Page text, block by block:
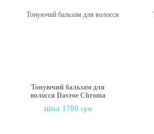
Тонуючий бальзам для
волосся Davroe Chroma
Colour Treatments Cherry
Red Toner, 200 мл
ціна 1700 грн